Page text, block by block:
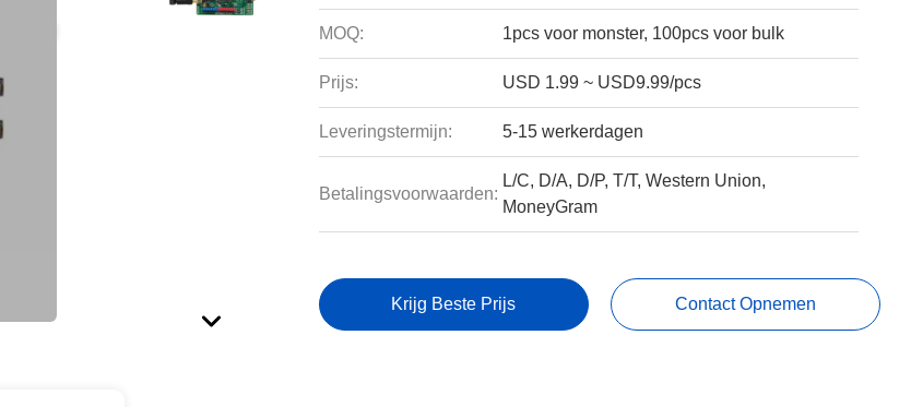
MOQ: 1pcs voor monster, 100pcs voor bulk
Prijs: USD 1.99 ~ USD9.99/pcs
Leveringstermijn: 5-15 werkerdagen
Betalingsvoorwaarden:
L/C, D/A, D/P, T/T, Western Union,
MoneyGram
Krijg Beste Prijs Contact Opnemen